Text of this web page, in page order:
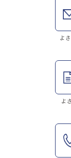
よ
よ